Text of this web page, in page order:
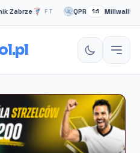
FT QPR 1:1 Millwall